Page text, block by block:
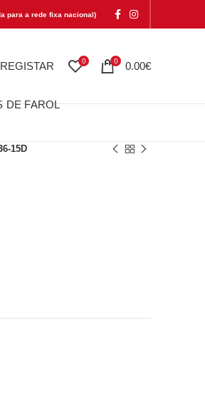
para a rede fixa nacional)
0 0 0.00€
DE FAROL
15D